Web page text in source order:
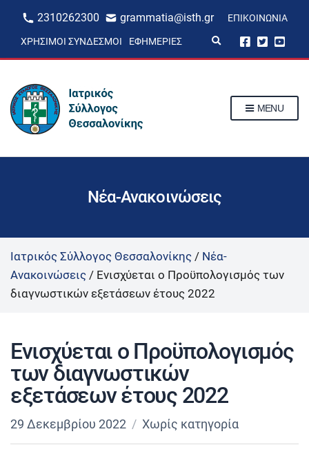
2310262300 grammatia@isth.gr ΕΠΙΚΟΙΝΩΝΊΑ
ΧΡΉΣΙΜΟΙ ΣΎΝΔΕΣΜΟΙ ΕΦΗΜΕΡΊΕΣ
p
m
MENU
Νέα-Ανακοινώσεις
Ιατρικός Σύλλογος Θεσσαλονίκης / Νέα-
Ανακοινώσεις / Ενισχύεται ο Προϋπολογισμός των
διαγνωστικών εξετάσεων έτους 2022
Ενισχύεται ο Προϋπολογισμός
των διαγνωστικών
εξετάσεων έτους 2022
29 Δεκεμβρίου 2022 Χωρίς κατηγορία